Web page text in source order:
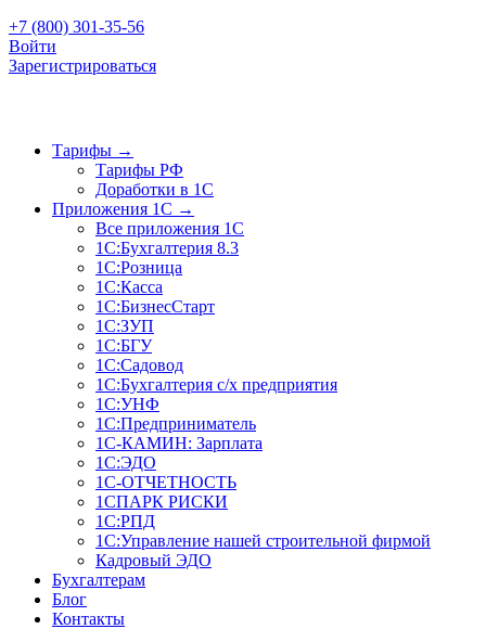
+7 (800) 301-35-56
Войти
Зарегистрироваться
Тарифы →
Тарифы РФ
Доработки в 1C
Приложения 1C →
Все приложения 1С
1С:Бухгалтерия 8.3
1С:Розница
1С:Касса
1С:БизнесСтарт
1С:ЗУП
1С:БГУ
1С:Садовод
1С:Бухгалтерия с/х предприятия
1С:УНФ
1С:Предприниматель
1С-КАМИН: Зарплата
1С:ЭДО
1С-ОТЧЕТНОСТЬ
1СПАРК РИСКИ
1С:РПД
1С:Управление нашей строительной фирмой
Кадровый ЭДО
Бухгалтерам
Блог
Контакты